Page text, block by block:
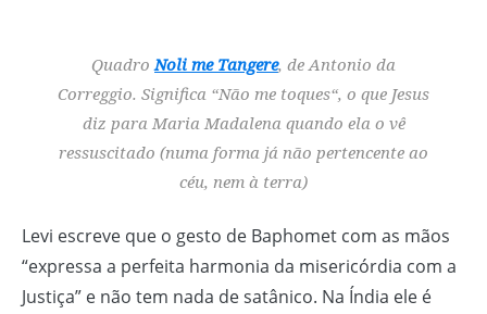
QuadroNoli me Tangere, de Antonio da
Correggio. Significa “Não me toques“, o que Jesus
diz para Maria Madalena quando ela o vê
ressuscitado (numa forma já não pertencente ao
céu, nem à terra)
Levi escreve que o gesto de Baphomet com as mãos
“expressa a perfeita harmonia da misericórdia com a
Justiça” e não tem nada de satânico. Na Índia ele é